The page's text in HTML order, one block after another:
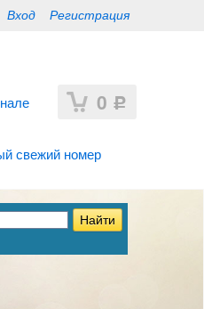
Вход Регистрация
0 Р
свежий номер